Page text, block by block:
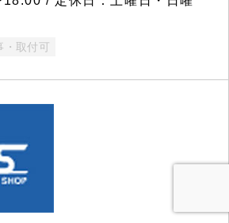
・取付可